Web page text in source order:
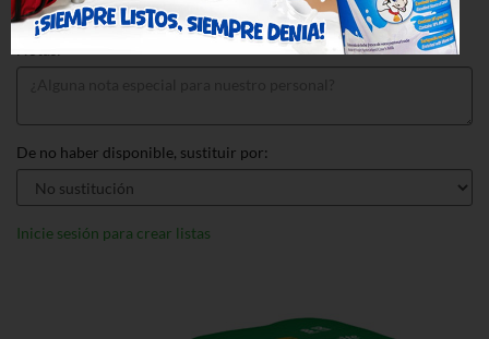
Total: $5.79
De no haber disponible, sustituir por:
Inicie sesión para crear listas